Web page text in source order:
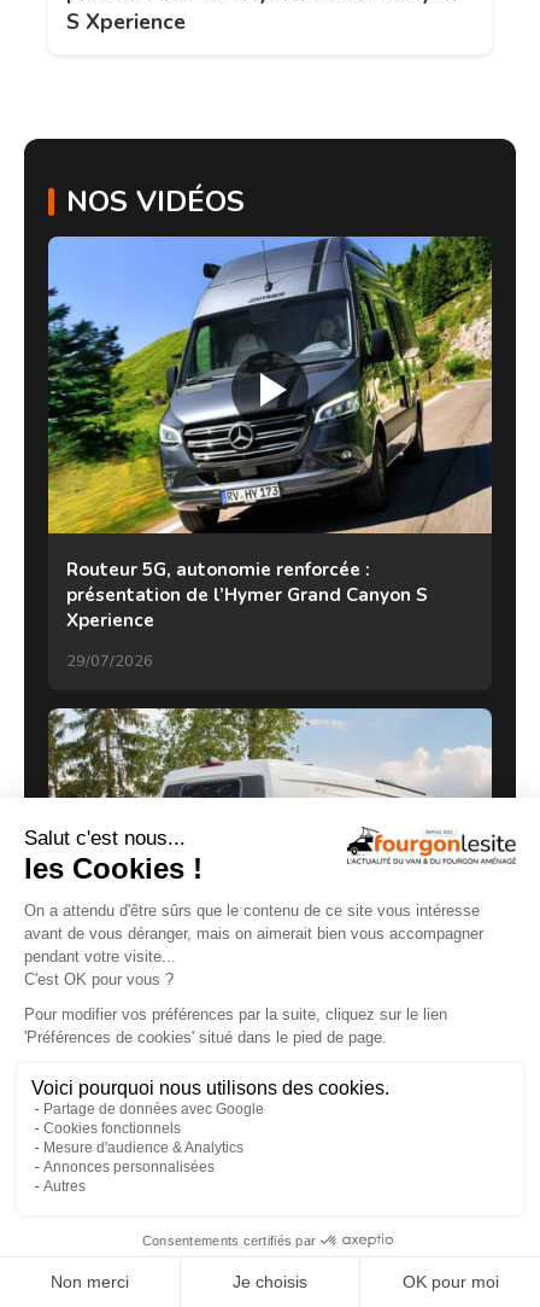
S Xperience
NOS VIDÉOS
Routeur 5G, autonomie renforcée :
présentation de l’Hymer Grand Canyon S
Xperience
29/07/2026
Malibu Genius : un fourgon Mercedes qui ne
27/07/2026